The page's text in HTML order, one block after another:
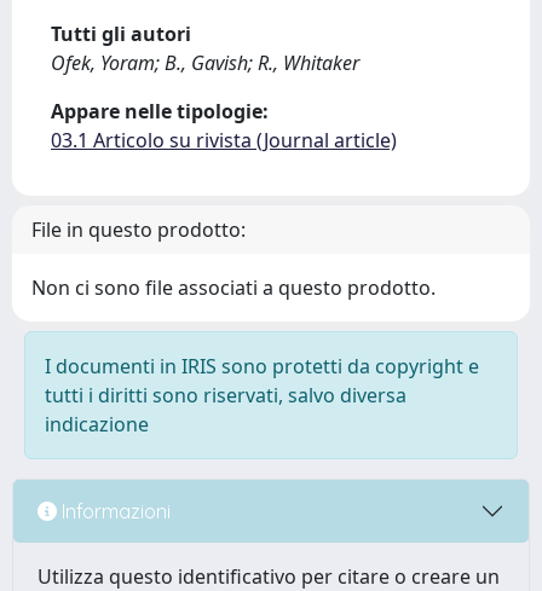
Tutti gli autori
Ofek, Yoram; B., Gavish; R., Whitaker
Appare nelle tipologie:
03.1 Articolo su rivista (Journal article)
File in questo prodotto:
Non ci sono file associati a questo prodotto.
I documenti in IRIS sono protetti da copyright e
tutti i diritti sono riservati, salvo diversa
indicazione
Informazioni
Utilizza questo identificativo per citare o creare un